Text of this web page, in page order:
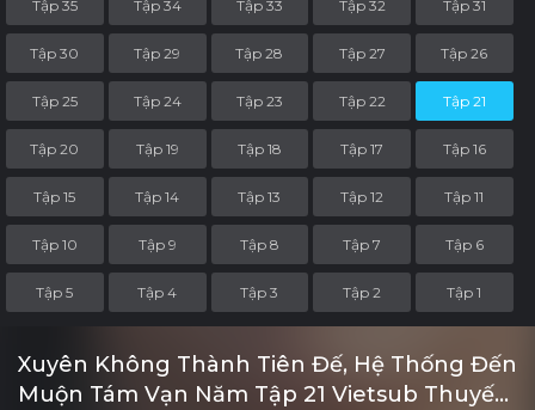
Tập 35 Tập 34 Tập 33 Tập 32 Tập 31
Tập 30 Tập 29 Tập 28 Tập 27 Tập 26
Tập 25 Tập 24 Tập 23 Tập 22 Tập 21
Tập 20 Tập 19 Tập 18 Tập 17 Tập 16
Tập 15 Tập 14 Tập 13 Tập 12 Tập 11
Tập 10 Tập 9 Tập 8 Tập 7 Tập 6
Tập 5 Tập 4 Tập 3 Tập 2 Tập 1
Xuyên Không Thành Tiên Đế, Hệ Thống Đến
Muộn Tám Vạn Năm Tập 21 Vietsub Thuyết